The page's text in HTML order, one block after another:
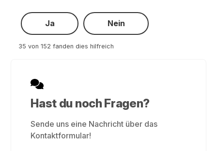
Ja Nein
35 von 152 fanden dies hilfreich
Hast du noch Fragen?
Sende uns eine Nachricht über das
Kontaktformular!